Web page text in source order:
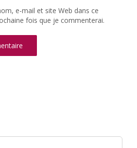
e-mail et site Web dans ce
fois que je commenterai.